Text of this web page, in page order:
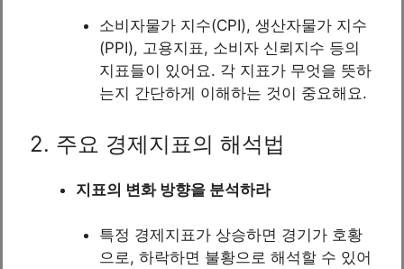
소비자물가 지수(CPI), 생산자물가 지수
(PPI), 고용지표, 소비자 신뢰지수 등의
지표들이 있어요. 각 지표가 무엇을 뜻하
는지 간단하게 이해하는 것이 중요해요.
2. 주요 경제지표의 해석법
지표의 변화 방향을 분석하라
특정 경제지표가 상승하면 경기가 호황
으로, 하락하면 불황으로 해석할 수 있어